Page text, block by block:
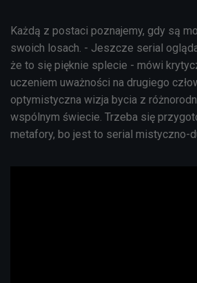
Każdą z postaci poznajemy, gdy są
swoich losach. - Jeszcze serial
że to się pięknie splecie - mówi
uczeniem uważności na drugiego
optymistyczna wizja bycia z
wspólnym świecie. Trzeba się
metafory, bo jest to serial mistyczno-